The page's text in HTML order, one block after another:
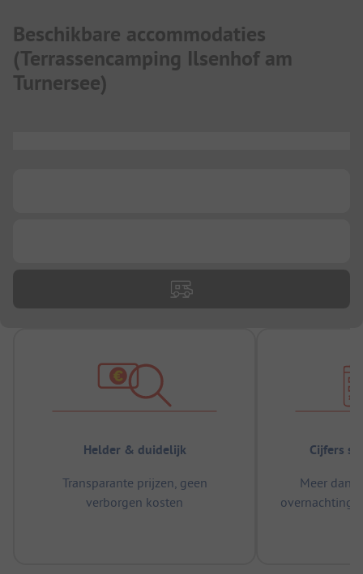
Beschikbare accommodaties
(Terrassencamping Ilsenhof am
Turnersee)
Helder & duidelijk
Transparante prijzen, geen
verborgen kosten
Cijfers
Meer dan